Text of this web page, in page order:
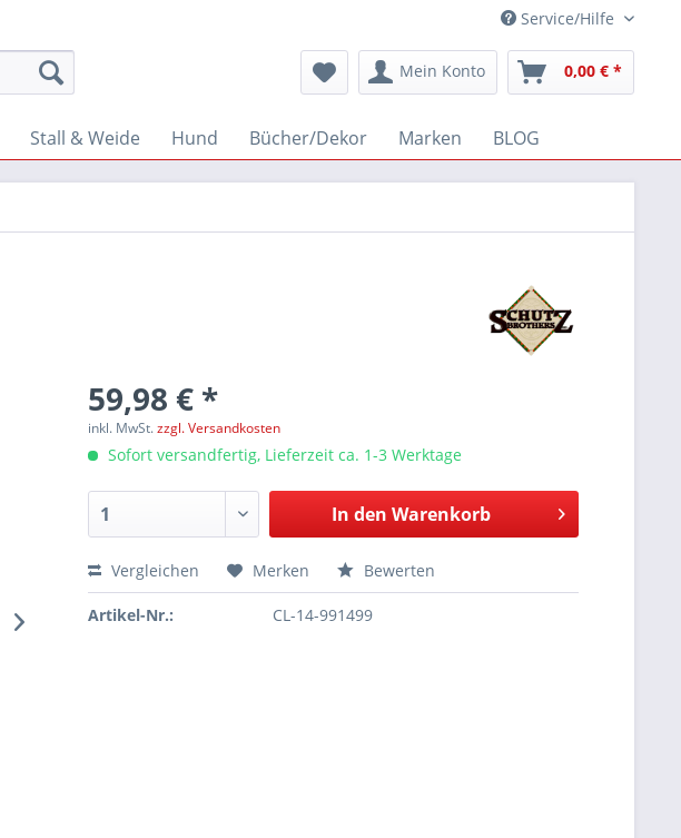
Service/Hilfe
Mein Konto 0,00 € *
Stall & Weide Hund Bücher/Dekor Marken BLOG
59,98 € *
inkl. MwSt.zzgl. Versandkosten
Sofort versandfertig, Lieferzeit ca. 1-3 Werktage
In den Warenkorb
Vergleichen Merken Bewerten
Artikel-Nr.: CL-14-991499